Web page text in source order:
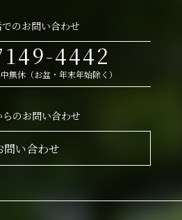
のお問い合わせ
4442
休（お盆・年末年始除く）
のお問い合わせ
問い合わせ